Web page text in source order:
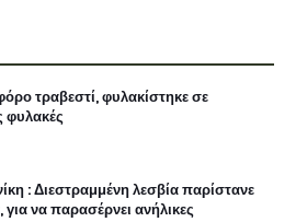
τραβεστί, φυλακίστηκε σε
φυλακές
: Διεστραμμένη λεσβία παρίστανε
για να παρασέρνει ανήλικες